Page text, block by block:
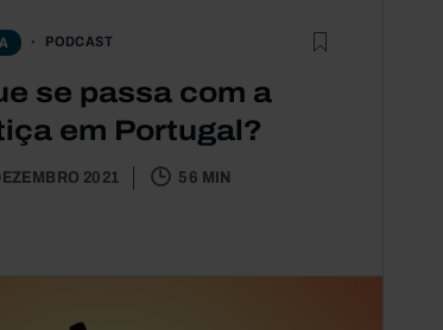
PODCAST
se passa com a
em Portugal?
2021 56 MIN